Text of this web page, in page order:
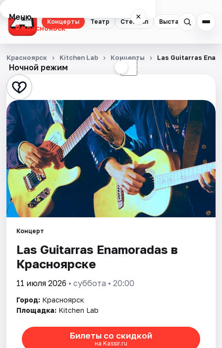
Концерты Театр Стендап Выставки
Меню ×
Красноярск
Концерты
Театр
Стендап
Выставки
Квесты
Экскурсии
Спорт
События
Города
Площадки
Рейтинги
Ночной режим ☾
Красноярск Kitchen Lab Концерты Las Guitarras
Концерт
Las Guitarras Enamoradas в
Красноярске
11 июля 2026 • суббота • 20:00
Город: Красноярск
Площадка: Kitchen Lab
Билеты со скидкой
на Kassir.ru